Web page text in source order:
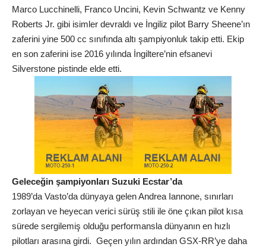
Marco Lucchinelli, Franco Uncini, Kevin Schwantz ve Kenny
Roberts Jr. gibi isimler devraldı ve İngiliz pilot Barry Sheene’ın
zaferini yine 500 cc sınıfında altı şampiyonluk takip etti. Ekip
en son zaferini ise 2016 yılında İngiltere’nin efsanevi
Silverstone pistinde elde etti.
Geleceğin şampiyonları Suzuki Ecstar’da
1989’da Vasto’da dünyaya gelen Andrea Iannone, sınırları
zorlayan ve heyecan verici sürüş stili ile öne çıkan pilot kısa
sürede sergilemiş olduğu performansla dünyanın en hızlı
pilotları arasına girdi. Geçen yılın ardından GSX-RR’ye daha